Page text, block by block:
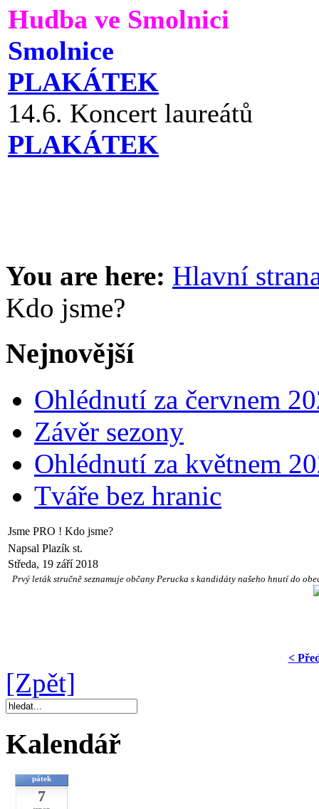
Hudba ve Smolnici
Smolnice
PLAKÁTEK
14.6. Koncert laureátů
PLAKÁTEK
You are here: Hlavní
Kdo jsme?
Nejnovější
Ohlédnutí za červnem
Závěr sezony
Ohlédnutí za květnem
Tváře bez hranic
Jsme PRO ! Kdo jsme?
Napsal Plazík st.
Středa, 19 září 2018
Prvý leták stručně seznamuje občany Perucka s kandidáty našeho hnutí do
<
[Zpět]
Kalendář
pátek
7